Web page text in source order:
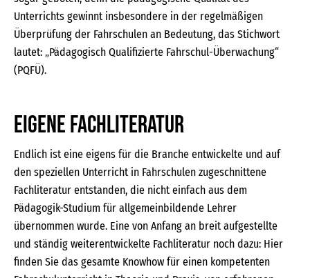
Unterrichts gewinnt insbesondere in der regelmäßigen
Überprüfung der Fahrschulen an Bedeutung, das Stichwort
lautet: „Pädagogisch Qualifizierte Fahrschul-Überwachung“
(PQFÜ).
Eigene Fachliteratur
Endlich ist eine eigens für die Branche entwickelte und auf
den speziellen Unterricht in Fahrschulen zugeschnittene
Fachliteratur entstanden, die nicht einfach aus dem
Pädagogik-Studium für allgemeinbildende Lehrer
übernommen wurde. Eine von Anfang an breit aufgestellte
und ständig weiterentwickelte Fachliteratur noch dazu: Hier
finden Sie das gesamte Knowhow für einen kompetenten